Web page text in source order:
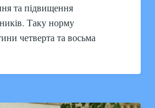
та підвищення
Таку норму
четверта та восьма